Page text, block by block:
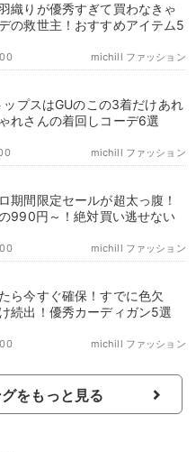
織りが優秀すぎて買わなきゃ
の救世主！おすすめアイテム5
michill ファッション
プスはGUのこの3着だけあれ
れさんの着回しコーデ6選
michill ファッション
期間限定セールが超太っ腹！
990円～！絶対買い逃せない
michill ファッション
ら今すぐ確保！すでに色欠
続出！優秀カーディガン5選
michill ファッション
をもっと見る